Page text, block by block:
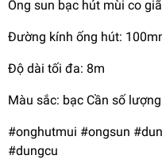
Ống sun bạc hút mùi co
Đường kính ống hút:
Độ dài tối đa: 8m
Màu sắc: bạc Cần số
#onghutmui #ongsun
#dungcu